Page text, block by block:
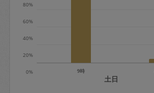
※キャンセル料金の設定について
0%
20%
40%
60%
80%
9時
土日